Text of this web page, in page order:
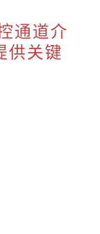
通道介
供关键